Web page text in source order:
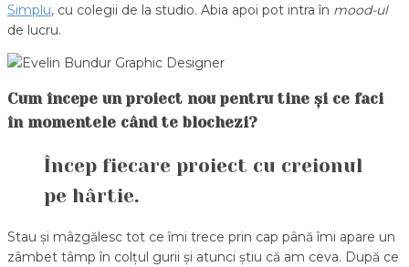
Simplu, cu colegii de la studio. Abia apoi pot intra în mood-ul
de lucru.
Cum începe un proiect nou pentru tine și ce faci
în momentele când te blochezi?
Încep fiecare proiect cu creionul
pe hârtie.
Stau și mâzgălesc tot ce îmi trece prin cap până îmi apare un
zâmbet tâmp în colțul gurii și atunci știu că am ceva. După ce